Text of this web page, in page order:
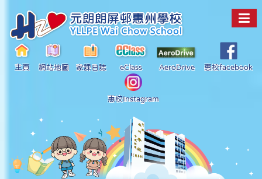
主頁 網站地圖 家課日誌 eClass AeroDrive 惠校facebook
惠校Instagram